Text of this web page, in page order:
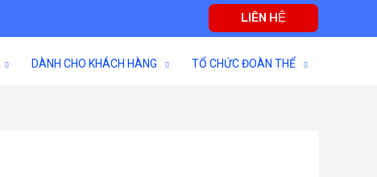
LIÊN HỆ
DÀNH CHO KHÁCH HÀNG TỔ CHỨC ĐOÀN THỂ